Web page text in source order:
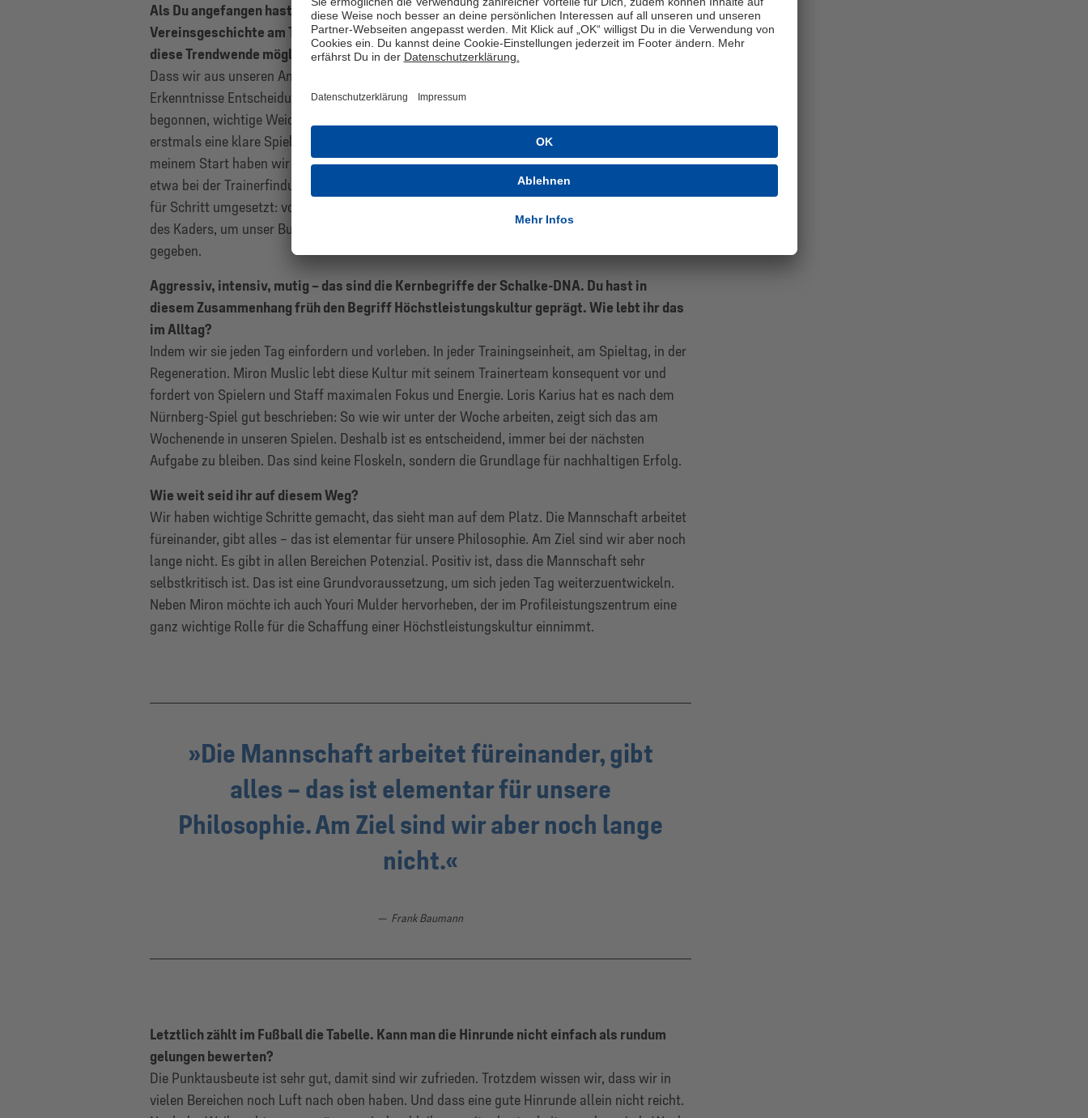
Als Du angefangen hast, war die Stimmung nach der schlechtesten Platzierung der
Vereinsgeschichte am Tiefpunkt. Heute steht Schalke an der Tabellenspitze. Was hat
diese Trendwende möglich gemacht?
Dass wir aus unseren Analysen die richtigen Schlüsse gezogen haben und auf Basis dieser
Erkenntnisse Entscheidungen getroffen haben. Der Verein hat bereits im Herbst 2024
begonnen, wichtige Weichen zu stellen, vor allem mit dem Projekt Schalke-DNA, mit dem
erstmals eine klare Spielphilosophie und präzise Positionsprofile definiert wurden. Nach
meinem Start haben wir diese Kriterien noch einmal geschärft und konsequent angewendet –
etwa bei der Trainerfindung. Wir haben einen klaren Plan für den Sport entwickelt und Schritt
für Schritt umgesetzt: vom Anforderungsprofil für den Chef-Trainer bis hin zur Zielstruktur
des Kaders, um unser Budget gezielt einzusetzen. Diese Klarheit hat uns Orientierung
gegeben.
Aggressiv, intensiv, mutig – das sind die Kernbegriffe der Schalke-DNA. Du hast in
diesem Zusammenhang früh den Begriff Höchstleistungskultur geprägt. Wie lebt ihr das
im Alltag?
Indem wir sie jeden Tag einfordern und vorleben. In jeder Trainingseinheit, am Spieltag, in der
Regeneration. Miron Muslic lebt diese Kultur mit seinem Trainerteam konsequent vor und
fordert von Spielern und Staff maximalen Fokus und Energie. Loris Karius hat es nach dem
Nürnberg-Spiel gut beschrieben: So wie wir unter der Woche arbeiten, zeigt sich das am
Wochenende in unseren Spielen. Deshalb ist es entscheidend, immer bei der nächsten
Aufgabe zu bleiben. Das sind keine Floskeln, sondern die Grundlage für nachhaltigen Erfolg.
Wie weit seid ihr auf diesem Weg?
Wir haben wichtige Schritte gemacht, das sieht man auf dem Platz. Die Mannschaft arbeitet
füreinander, gibt alles – das ist elementar für unsere Philosophie. Am Ziel sind wir aber noch
lange nicht. Es gibt in allen Bereichen Potenzial. Positiv ist, dass die Mannschaft sehr
selbstkritisch ist. Das ist eine Grundvoraussetzung, um sich jeden Tag weiterzuentwickeln.
Neben Miron möchte ich auch Youri Mulder hervorheben, der im Profileistungszentrum eine
ganz wichtige Rolle für die Schaffung einer Höchstleistungskultur einnimmt.
Die Mannschaft arbeitet füreinander, gibt
alles – das ist elementar für unsere
Philosophie. Am Ziel sind wir aber noch lange
nicht.
Frank Baumann
Letztlich zählt im Fußball die Tabelle. Kann man die Hinrunde nicht einfach als rundum
gelungen bewerten?
Die Punktausbeute ist sehr gut, damit sind wir zufrieden. Trotzdem wissen wir, dass wir in
vielen Bereichen noch Luft nach oben haben. Und dass eine gute Hinrunde allein nicht reicht.